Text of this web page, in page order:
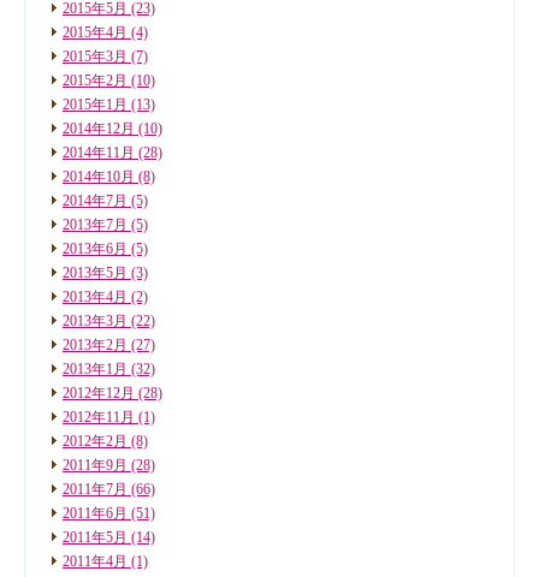
2015年5月 (23)
2015年4月 (4)
2015年3月 (7)
2015年2月 (10)
2015年1月 (13)
2014年12月 (10)
2014年11月 (28)
2014年10月 (8)
2014年7月 (5)
2013年7月 (5)
2013年6月 (5)
2013年5月 (3)
2013年4月 (2)
2013年3月 (22)
2013年2月 (27)
2013年1月 (32)
2012年12月 (28)
2012年11月 (1)
2012年2月 (8)
2011年9月 (28)
2011年7月 (66)
2011年6月 (51)
2011年5月 (14)
2011年4月 (1)